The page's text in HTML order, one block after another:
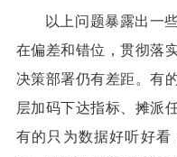
以上问题暴露出一
在偏差和错位，贯彻落
决策部署仍有差距。有
层加码下达指标、摊派
有的只为数据好听好看